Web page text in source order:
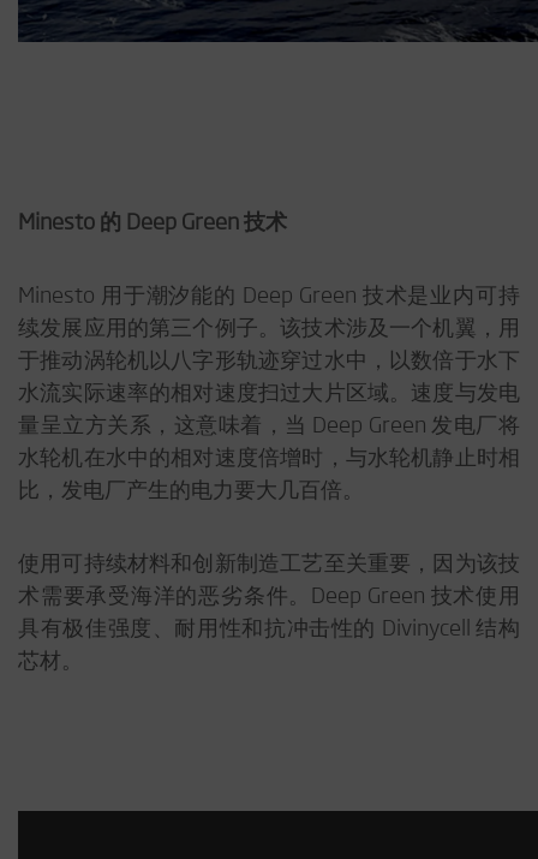
Minesto 的 Deep Green 技术
Minesto 用于潮汐能的 Deep Green 技术是业内可持
续发展应用的第三个例子。该技术涉及一个机翼，用
于推动涡轮机以八字形轨迹穿过水中，以数倍于水下
水流实际速率的相对速度扫过大片区域。速度与发电
量呈立方关系，这意味着，当 Deep Green 发电厂将
水轮机在水中的相对速度倍增时，与水轮机静止时相
比，发电厂产生的电力要大几百倍。
使用可持续材料和创新制造工艺至关重要，因为该技
术需要承受海洋的恶劣条件。Deep Green 技术使用
具有极佳强度、耐用性和抗冲击性的 Divinycell 结构
芯材。